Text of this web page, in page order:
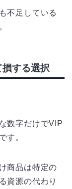
不足している
する選択
数字だけでVIP
す。
商品は特定の
資源の代わり